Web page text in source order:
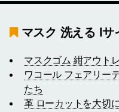
マスク 洗える lサ
マスクゴム 紺アウト
ワコール フェアリー
たち
革 ローカットを大切